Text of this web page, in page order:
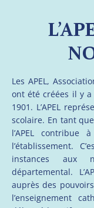
Les APEL,
ont été créées il y
1901. L’APEL
scolaire. En tant
l’APEL contribue
l’établissement.
instances aux
départemental.
auprès des
l’enseignement